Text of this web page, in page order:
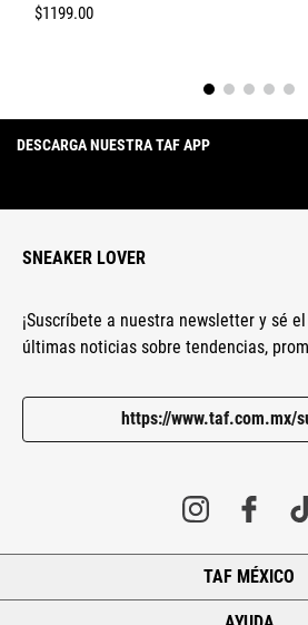
$1199.00
DESCARGA NUESTRA TAF APP
SNEAKER LOVER
¡Suscríbete a nuestra newsletter y sé
últimas noticias sobre tendencias,
https://www.taf.com.mx/
TAF MÉXICO